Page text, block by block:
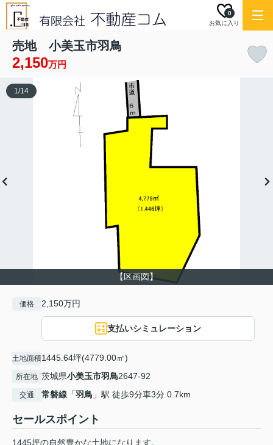
お気に入り
0
売地 小美玉市羽鳥
2,150万円
【区画図】
1/14
価格 2,150万円
支払いシミュレーション
土地面積1445.64坪(4779.00㎡)
所在地 茨城県小美玉市羽鳥2647-92
交通 常磐線 「羽鳥 」駅 徒歩9分車3分 0.7km
セールスポイント
1445坪の自然豊かな土地になります。